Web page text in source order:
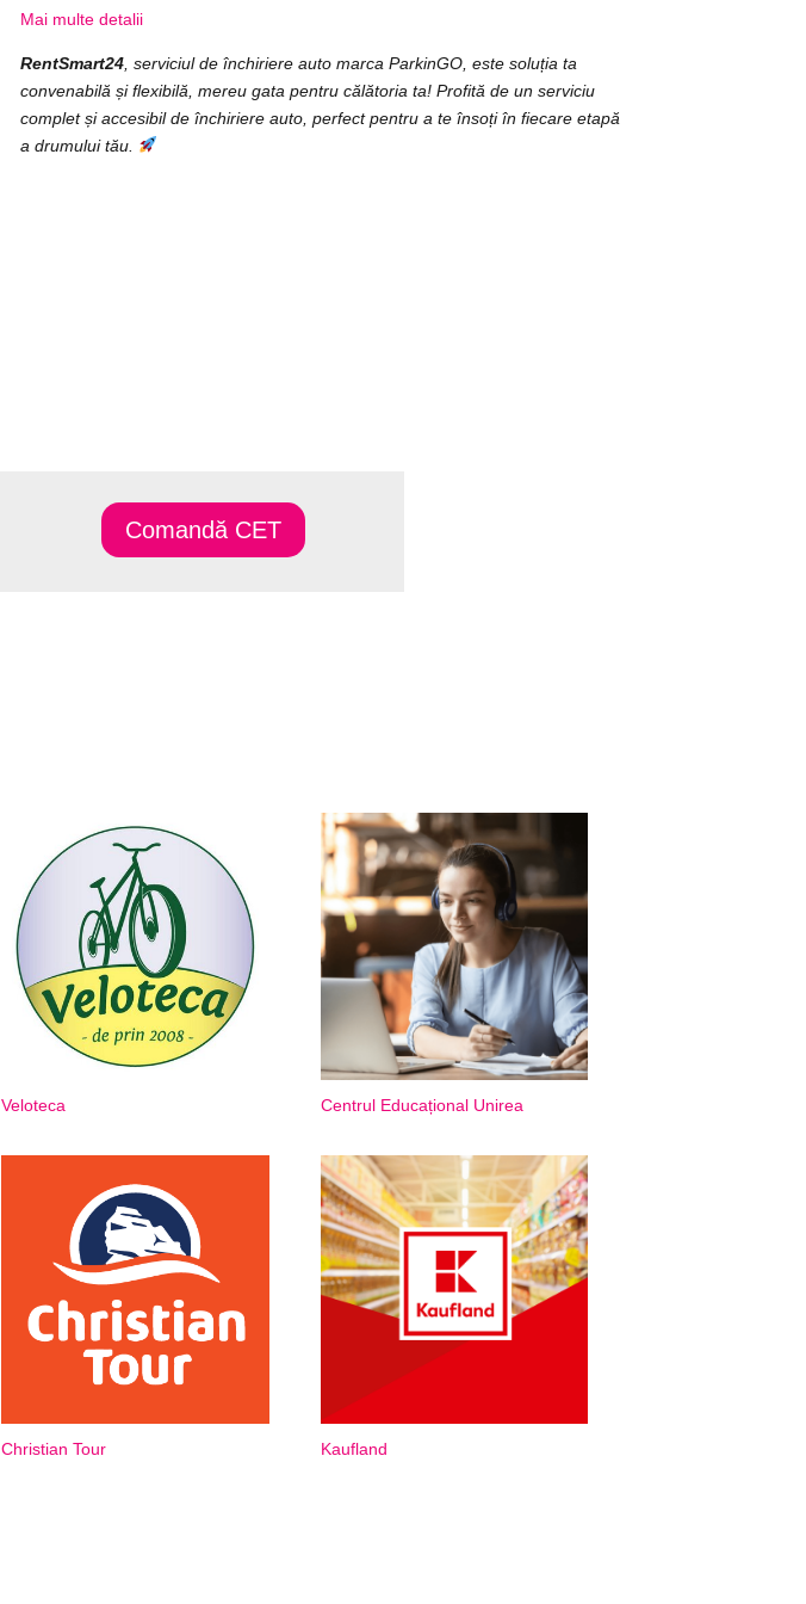
Mai multe detalii
RentSmart24 , serviciul de închiriere auto marca ParkinGO, este soluția ta
convenabilă și flexibilă, mereu gata pentru călătoria ta! Profită de un serviciu
complet și accesibil de închiriere auto, perfect pentru a te însoți în fiecare etapă
a drumului tău.
Comandă CET
Veloteca Centrul Educațional Unirea
Christian Tour Kaufland